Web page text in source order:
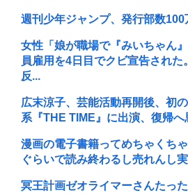
週刊少年ジャンプ、発行部数100
女性「娘が職場で『みいちゃん
員雇用を4日目でクビ宣告された
反...
広末涼子、芸能活動再開後、初
系『THE TIME』に出演、復帰へ
漫画の電子書籍ってめちゃくち
ぐらいで読み終わるし売れんし
冥王計画ゼオライマーさんたっ